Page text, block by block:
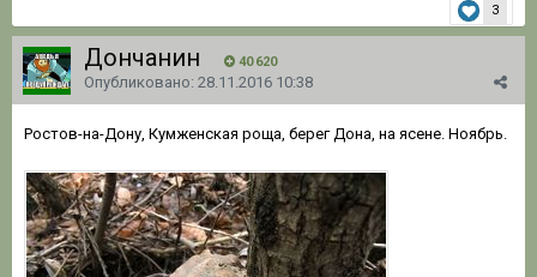
3
Дончанин 40 620
Опубликовано: 28.11.2016 10:38
Ростов-на-Дону, Кумженская роща, берег Дона, на ясене. Ноябрь.